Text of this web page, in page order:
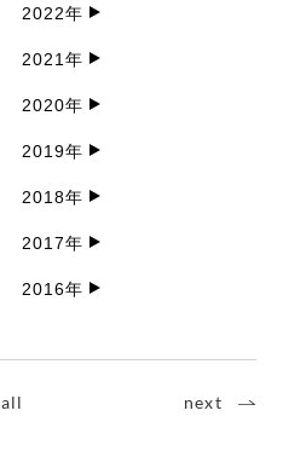
2022年
2021年
2020年
2019年
2018年
2017年
2016年
all next